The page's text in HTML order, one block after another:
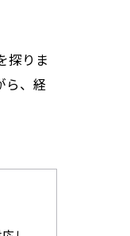
探りま
ら、経